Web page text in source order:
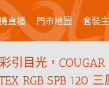
直播 門市地圖 套裝
引目光，COUGAR
RGB SPB 120